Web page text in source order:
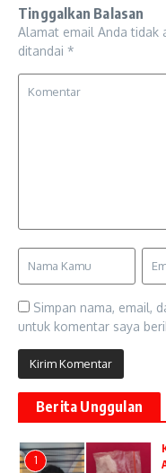
Tinggalkan Balasan
Alamat email Anda tidak
ditandai *
Simpan nama, email,
untuk komentar saya
Berita Unggulan
1